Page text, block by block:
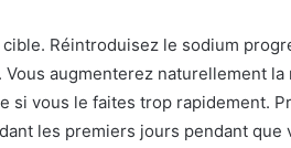
Réintroduisez le sodium
augmenterez naturellement
si vous le faites trop rapidement.
les premiers jours pendant que